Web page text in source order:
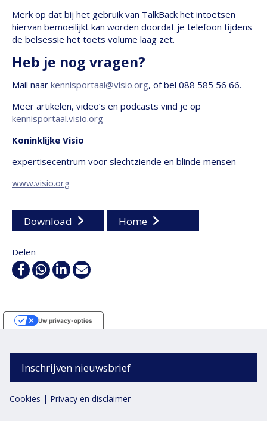
Merk op dat bij het gebruik van TalkBack het intoetsen
hiervan bemoeilijkt kan worden doordat je telefoon tijdens
de belsessie het toets volume laag zet.
Heb je nog vragen?
Mail naar kennisportaal@visio.org, of bel 088 585 56 66.
Meer artikelen, video’s en podcasts vind je op
kennisportaal.visio.org
Koninklijke Visio
expertisecentrum voor slechtziende en blinde mensen
www.visio.org
Download Home
Delen
FacebookWhatsApp
Linkedin
E-
Inschrijven nieuwsbrief
Cookies | Privacy en disclaimer
Uw privacy-opties